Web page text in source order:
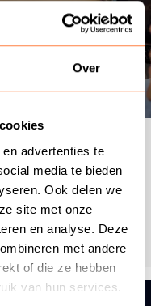
Over
advertenties te
media te bieden
Ook delen we
site met onze
en analyse. Deze
met andere
of die ze hebben
van hun services.
groot
klantenservice